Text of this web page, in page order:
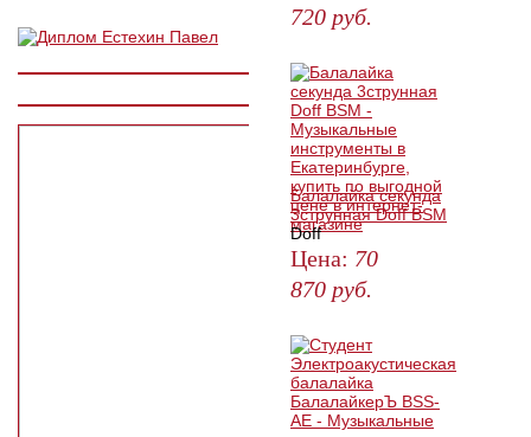
720 руб.
Балалайка секунда
3струнная Doff BSM
Doff
Цена: 70
870 руб.